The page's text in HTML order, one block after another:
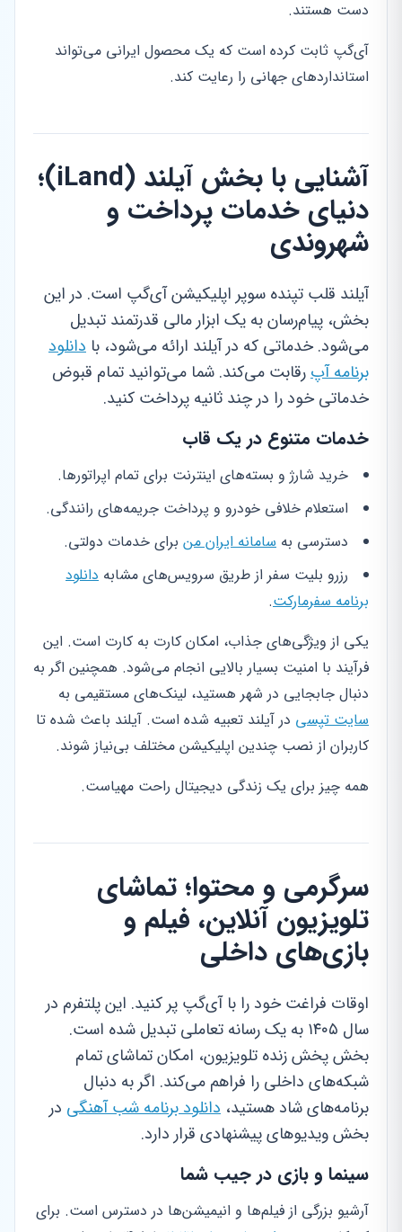
دست هستند.
آی‌گپ ثابت کرده است که یک محصول ایرانی می‌تواند
استانداردهای جهانی را رعایت کند.
آشنایی با بخش آیلند (iLand)؛
دنیای خدمات پرداخت و
شهروندی
آیلند قلب تپنده سوپر اپلیکیشن آی‌گپ است. در این
بخش، پیام‌رسان به یک ابزار مالی قدرتمند تبدیل
می‌شود. خدماتی که در آیلند ارائه می‌شود، با دانلود
برنامه آپرقابت می‌کند. شما می‌توانید تمام قبوض
خدماتی خود را در چند ثانیه پرداخت کنید.
خدمات متنوع در یک قاب
خرید شارژ و بسته‌های اینترنت برای تمام اپراتورها.
استعلام خلافی خودرو و پرداخت جریمه‌های رانندگی.
دسترسی به سامانه ایران من برای خدمات دولتی.
رزرو بلیت سفر از طریق سرویس‌های مشابه دانلود
برنامه سفرمارکت.
یکی از ویژگی‌های جذاب، امکان کارت به کارت است. این
فرآیند با امنیت بسیار بالایی انجام می‌شود. همچنین اگر به
دنبال جابجایی در شهر هستید، لینک‌های مستقیمی به
سایت تپسی در آیلند تعبیه شده است. آیلند باعث شده تا
کاربران از نصب چندین اپلیکیشن مختلف بی‌نیاز شوند.
همه چیز برای یک زندگی دیجیتال راحت مهیاست.
سرگرمی و محتوا؛ تماشای
تلویزیون آنلاین، فیلم و
بازی‌های داخلی
اوقات فراغت خود را با آی‌گپ پر کنید. این پلتفرم در
سال ۱۴۰۵ به یک رسانه تعاملی تبدیل شده است.
بخش پخش زنده تلویزیون، امکان تماشای تمام
شبکه‌های داخلی را فراهم می‌کند. اگر به دنبال
برنامه‌های شاد هستید، دانلود برنامه شب آهنگی در
بخش ویدیوهای پیشنهادی قرار دارد.
سینما و بازی در جیب شما
آرشیو بزرگی از فیلم‌ها و انیمیشن‌ها در دسترس است. برای